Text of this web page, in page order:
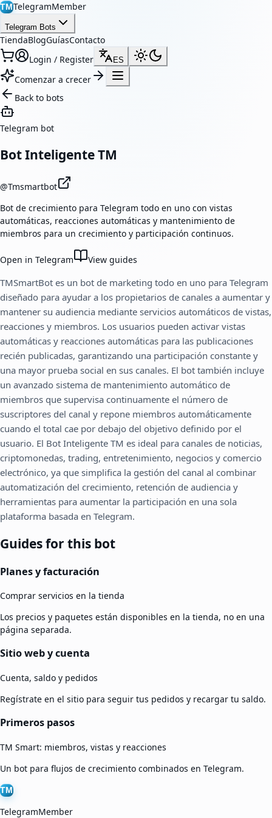
TMTelegramMember
Telegram Bots
TiendaBlogGuíasContacto
Login / Register
ES
Comenzar a crecer
Back to bots
Telegram bot
Bot Inteligente TM
@Tmsmartbot
Bot de crecimiento para Telegram todo en uno con vistas
automáticas, reacciones automáticas y mantenimiento de
miembros para un crecimiento y participación continuos.
Open in Telegram View guides
TMSmartBot es un bot de marketing todo en uno para Telegram
diseñado para ayudar a los propietarios de canales a aumentar y
mantener su audiencia mediante servicios automáticos de vistas,
reacciones y miembros. Los usuarios pueden activar vistas
automáticas y reacciones automáticas para las publicaciones
recién publicadas, garantizando una participación constante y
una mayor prueba social en sus canales. El bot también incluye
un avanzado sistema de mantenimiento automático de
miembros que supervisa continuamente el número de
suscriptores del canal y repone miembros automáticamente
cuando el total cae por debajo del objetivo definido por el
usuario. El Bot Inteligente TM es ideal para canales de noticias,
criptomonedas, trading, entretenimiento, negocios y comercio
electrónico, ya que simplifica la gestión del canal al combinar
automatización del crecimiento, retención de audiencia y
herramientas para aumentar la participación en una sola
plataforma basada en Telegram.
Guides for this bot
Planes y facturación
Comprar servicios en la tienda
Los precios y paquetes están disponibles en la tienda, no en una
página separada.
Sitio web y cuenta
Cuenta, saldo y pedidos
Regístrate en el sitio para seguir tus pedidos y recargar tu saldo.
Primeros pasos
TM Smart: miembros, vistas y reacciones
Un bot para flujos de crecimiento combinados en Telegram.
TM
TelegramMember